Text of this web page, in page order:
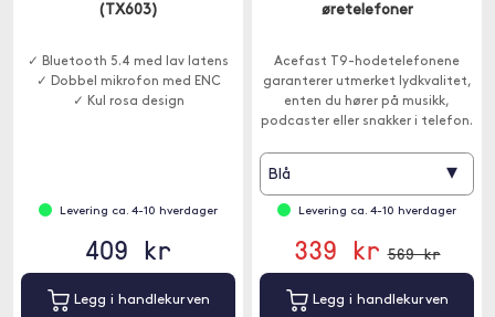
(TX603)
✓ Bluetooth 5.4 med lav latens
✓ Dobbel mikrofon med ENC
✓ Kul rosa design
Levering ca. 4-10 hverdager
409 kr
Legg i handlekurven
øretelefoner
Acefast T9-hodetelefonene
garanterer utmerket lydkvalitet,
enten du hører på musikk,
podcaster eller snakker i telefon.
Blå ▾
Levering ca. 4-10 hverdager
339 kr 569 kr
Legg i handlekurven